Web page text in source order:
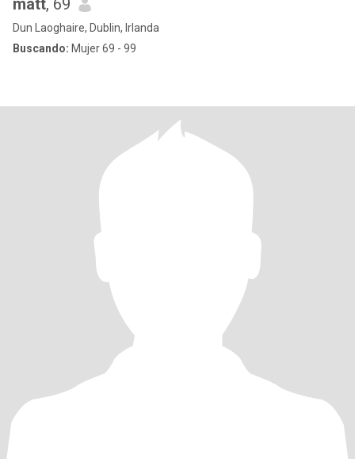
matt, 69
Dun Laoghaire, Dublin, Irlanda
Buscando: Mujer 69 - 99